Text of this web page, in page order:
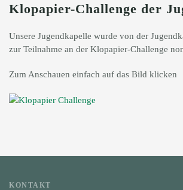
Klopapier-Challenge der
Unsere Jugendkapelle wurde von der
zur Teilnahme an der Klopapier-Challenge
Zum Anschauen einfach auf das Bild klicken
KONTAKT